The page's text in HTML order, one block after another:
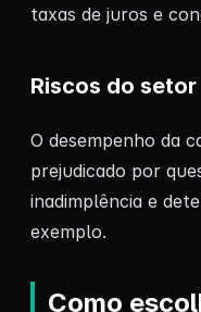
taxas de juros e
Riscos do setor
O desempenho da
prejudicado por
inadimplência e
exemplo.
Como